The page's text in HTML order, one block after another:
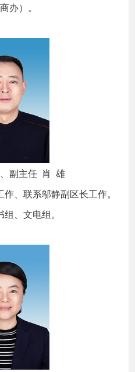
办）。
副主任 肖 雄
、联系邬静副区长工作。
、文电组。